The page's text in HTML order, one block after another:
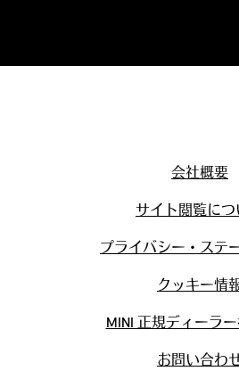
会社概要
サイト閲覧につ
プライバシー・ステ
クッキー情
MINI 正規ディーラ
お問い合わ